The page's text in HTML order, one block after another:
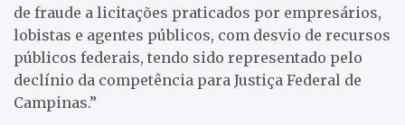
de fraude a licitações praticados por empresários,
lobistas e agentes públicos, com desvio de recursos
públicos federais, tendo sido representado pelo
declínio da competência para Justiça Federal de
Campinas.”